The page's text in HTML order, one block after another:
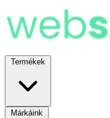
Termékek
Márkáink